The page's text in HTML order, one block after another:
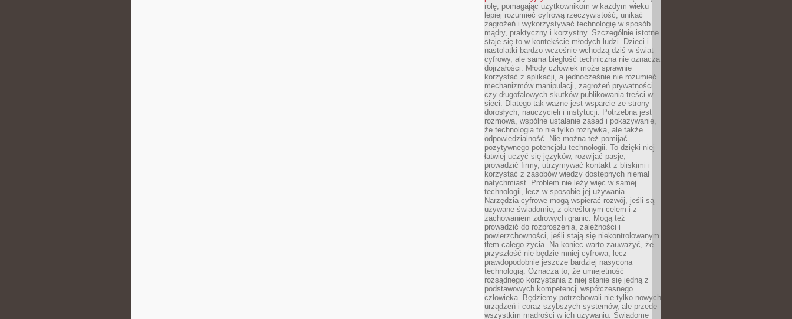
rolę, pomagając użytkownikom w każdym wieku
lepiej rozumieć cyfrową rzeczywistość, unikać
zagrożeń i wykorzystywać technologię w sposób
mądry, praktyczny i korzystny. Szczególnie istotne
staje się to w kontekście młodych ludzi. Dzieci i
nastolatki bardzo wcześnie wchodzą dziś w świat
cyfrowy, ale sama biegłość techniczna nie oznacza
dojrzałości. Młody człowiek może sprawnie
korzystać z aplikacji, a jednocześnie nie rozumieć
mechanizmów manipulacji, zagrożeń prywatności
czy długofalowych skutków publikowania treści w
sieci. Dlatego tak ważne jest wsparcie ze strony
dorosłych, nauczycieli i instytucji. Potrzebna jest
rozmowa, wspólne ustalanie zasad i pokazywanie,
że technologia to nie tylko rozrywka, ale także
odpowiedzialność. Nie można też pomijać
pozytywnego potencjału technologii. To dzięki niej
łatwiej uczyć się języków, rozwijać pasje,
prowadzić firmy, utrzymywać kontakt z bliskimi i
korzystać z zasobów wiedzy dostępnych niemal
natychmiast. Problem nie leży więc w samej
technologii, lecz w sposobie jej używania.
Narzędzia cyfrowe mogą wspierać rozwój, jeśli są
używane świadomie, z określonym celem i z
zachowaniem zdrowych granic. Mogą też
prowadzić do rozproszenia, zależności i
powierzchowności, jeśli stają się niekontrolowanym
tłem całego życia. Na koniec warto zauważyć, że
przyszłość nie będzie mniej cyfrowa, lecz
prawdopodobnie jeszcze bardziej nasycona
technologią. Oznacza to, że umiejętność
rozsądnego korzystania z niej stanie się jedną z
podstawowych kompetencji współczesnego
człowieka. Będziemy potrzebowali nie tylko nowych
urządzeń i coraz szybszych systemów, ale przede
wszystkim mądrości w ich używaniu. Świadome